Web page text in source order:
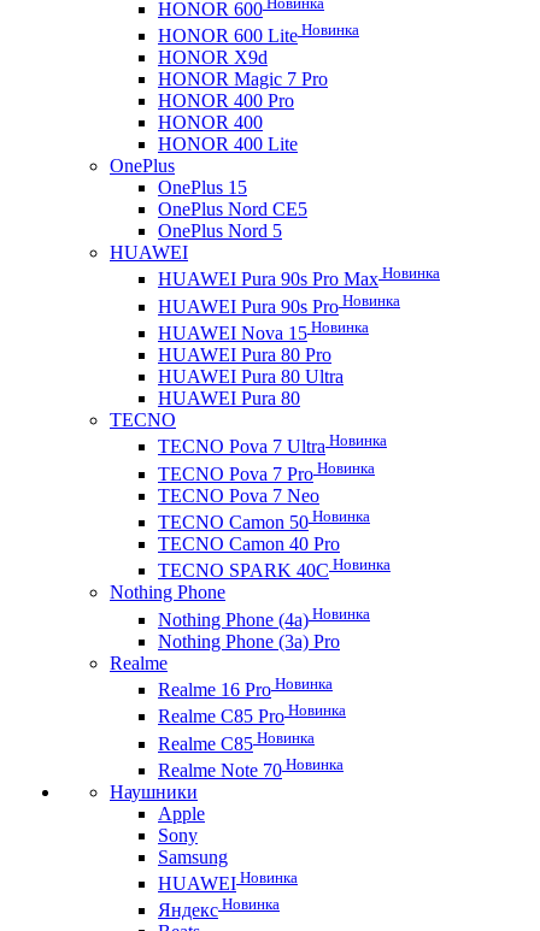
HONOR 600
HONOR 600 Lite Новинка
HONOR X9d
HONOR Magic 7 Pro
HONOR 400 Pro
HONOR 400
HONOR 400 Lite
OnePlus
OnePlus 15
OnePlus Nord CE5
OnePlus Nord 5
HUAWEI
HUAWEI Pura 90s Pro Max Новинка
HUAWEI Pura 90s Pro Новинка
HUAWEI Nova 15 Новинка
HUAWEI Pura 80 Pro
HUAWEI Pura 80 Ultra
HUAWEI Pura 80
TECNO
TECNO Pova 7 Ultra Новинка
TECNO Pova 7 Pro Новинка
TECNO Pova 7 Neo
TECNO Camon 50 Новинка
TECNO Camon 40 Pro
TECNO SPARK 40C Новинка
Nothing Phone
Nothing Phone (4a) Новинка
Nothing Phone (3a) Pro
Realme
Realme 16 Pro Новинка
Realme C85 Pro Новинка
Realme C85 Новинка
Realme Note 70 Новинка
Наушники
Apple
Sony
Samsung
HUAWEI Новинка
Яндекс Новинка